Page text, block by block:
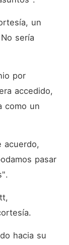
un
sería
por
accedido,
como un
acuerdo,
pasar
hacia su